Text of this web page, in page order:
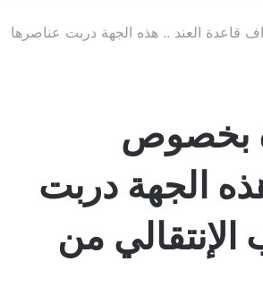
قاعدة العند .. هذه الجهة دربت عناصرها
بخصوص
الجهة دربت
من